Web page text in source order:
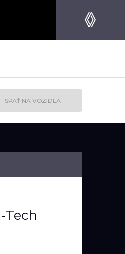
SPÄŤ NA VOZIDLÁ
Tech